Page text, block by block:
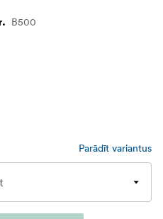
B500
Parādīt variantus